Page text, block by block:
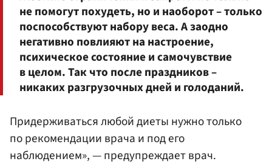
не помогут похудеть, но и наоборот – только
поспособствуют набору веса. А заодно
негативно повлияют на настроение,
психическое состояние и самочувствие
в целом. Так что после праздников –
никаких разгрузочных дней и голоданий.
Придерживаться любой диеты нужно только
по рекомендации врача и под его
наблюдением», — предупреждает врач.